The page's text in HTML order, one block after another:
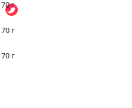
70 г
70 г
70 г